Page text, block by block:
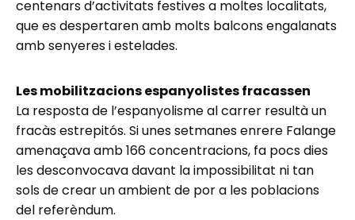
centenars d’activitats festives a moltes localitats,
que es despertaren amb molts balcons engalanats
amb senyeres i estelades.
Les mobilitzacions espanyolistes fracassen
La resposta de l’espanyolisme al carrer resultà un
fracàs estrepitós. Si unes setmanes enrere Falange
amenaçava amb 166 concentracions, fa pocs dies
les desconvocava davant la impossibilitat ni tan
sols de crear un ambient de por a les poblacions
del referèndum.